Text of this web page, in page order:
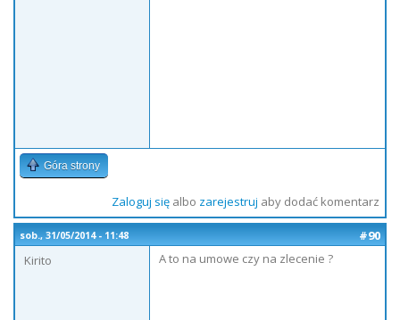
Góra strony
Zaloguj sięalbo zarejestruj aby dodać komentarz
sob., 31/05/2014 - 11:48
#90
Kirito
A to na umowe czy na zlecenie ?